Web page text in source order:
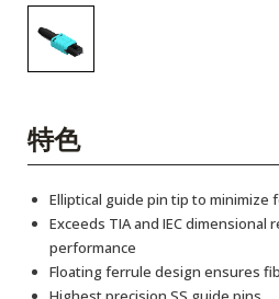
特色
Elliptical guide pin tip to minimize
Exceeds TIA and IEC
performance
Floating ferrule design ensures